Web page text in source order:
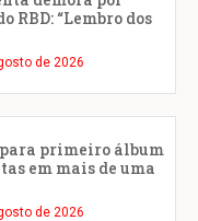
“Lembro dos
de 2026
primeiro álbum
em mais de uma
de 2026